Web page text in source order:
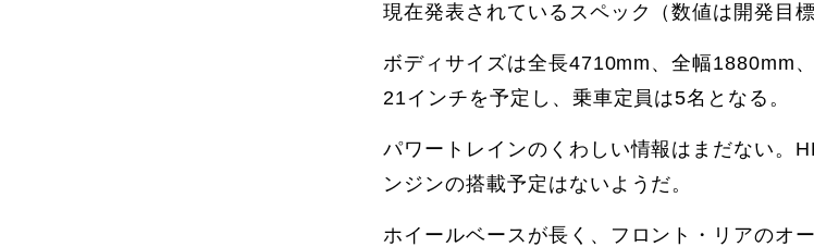
現在発表されているスペック（数値は開発目
ボディサイズは全長4710mm、全幅1880mm
21インチを予定し、乗車定員は5名となる。
パワートレインのくわしい情報はまだない。
ンジンの搭載予定はないようだ。
ホイールベースが長く、フロント・リアのオ